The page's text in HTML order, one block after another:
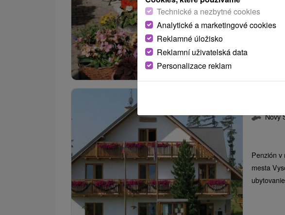
prostredí,
Nový
Penzión v
mesta
Technické a nezbytné cookies
Analytické a marketingové cookies
Reklamné úložisko
Reklamní uživatelská data
Personalizace reklam